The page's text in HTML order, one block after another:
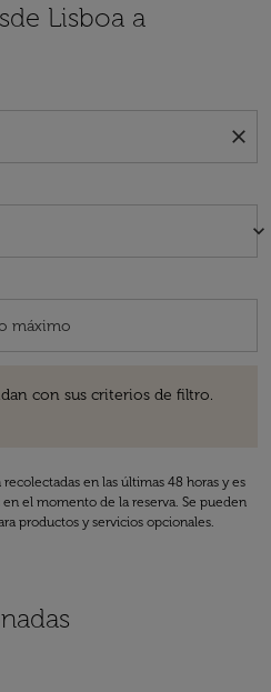
Lisboa a
close
keyboard_arrow_down
con sus criterios de filtro.
en las últimas 48 horas y es
el momento de la reserva. Se pueden
productos y servicios opcionales.